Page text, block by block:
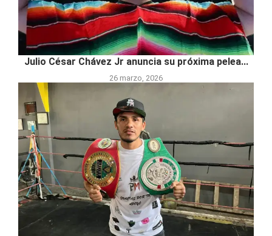
Julio César Chávez Jr anuncia su próxima pelea...
26 marzo, 2026